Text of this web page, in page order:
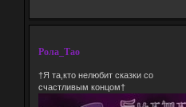
Рола_Тао
†Я та,кто нелюбит сказки со
счастливым концом†